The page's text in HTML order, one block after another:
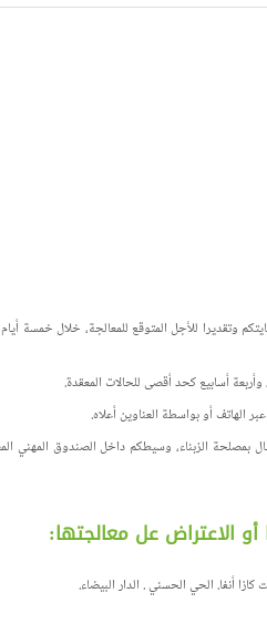
بالاستلام مع رقم شكايتكم وتقديرا للأجل المتوقع للمعالجة، خلال خمسة
أسابيع كحد أقصى للحالات المعقدة.
الهاتف أو بواسطة العناوين أعلاه.
بمصلحة الزبناء، وسيطكم داخل الصندوق المهني
الاعتراض عل معالجتها: